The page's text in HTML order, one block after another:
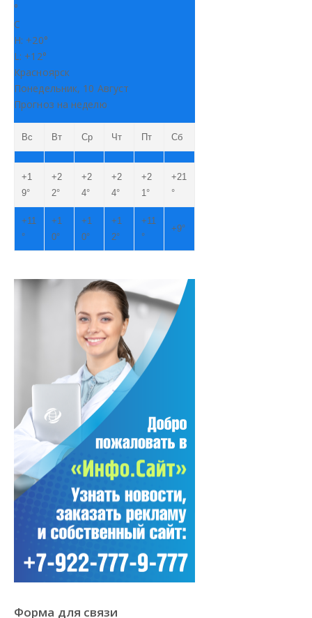
°
C
H: +20°
L: +12°
Красноярск
Понедельник, 10 Август
Прогноз на неделю
Вс Вт Ср Чт Пт Сб
+1
9°
+2
2°
+2
4°
+2
4°
+2
1°
+21
°
+11
°
+1
0°
+1
0°
+1
2°
+11
°
+9°
Форма для связи